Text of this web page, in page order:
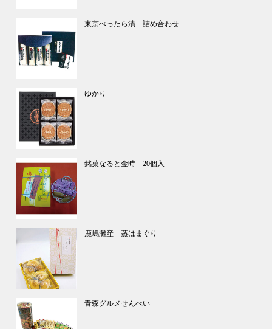
東京べったら漬 詰め合わせ
ゆかり
銘菓なると金時 20個入
鹿嶋灘産 蒸はまぐり
青森グルメせんべい